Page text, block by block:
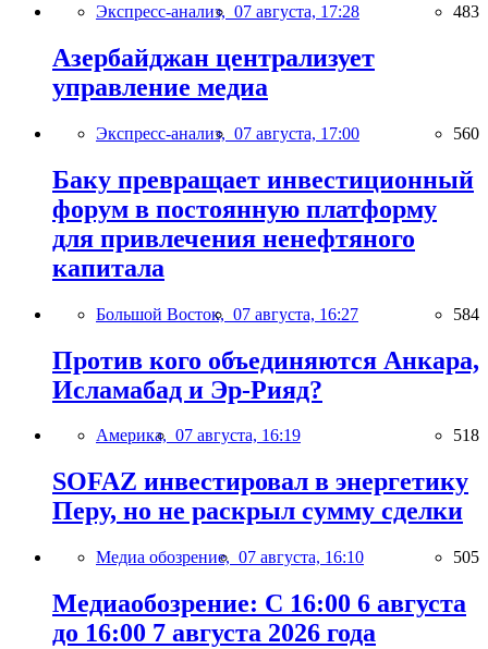
Экспресс-анализ, 07 августа, 17:28 483
Азербайджан централизует
управление медиа
Экспресс-анализ, 07 августа, 17:00 560
Баку превращает инвестиционный
форум в постоянную платформу
для привлечения ненефтяного
капитала
Большой Восток, 07 августа, 16:27 584
Против кого объединяются Анкара,
Исламабад и Эр-Рияд?
Америка, 07 августа, 16:19 518
SOFAZ инвестировал в энергетику
Перу, но не раскрыл сумму сделки
Медиа обозрение, 07 августа, 16:10 505
Медиаобозрение: С 16:00 6 августа
до 16:00 7 августа 2026 года